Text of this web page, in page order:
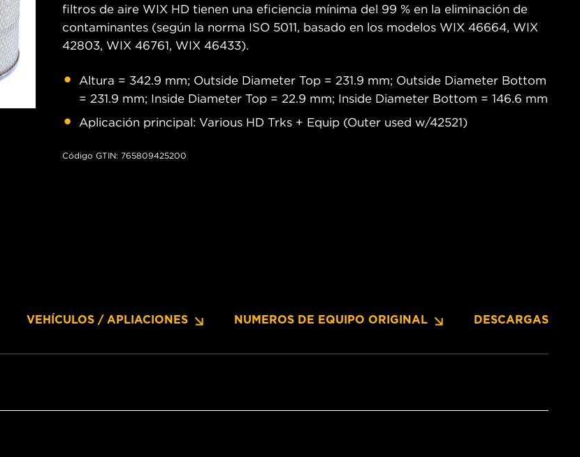
filtros de aire WIX HD tienen una eficiencia mínima del 99 % en la eliminación de
contaminantes (según la norma ISO 5011, basado en los modelos WIX 46664, WIX
42803, WIX 46761, WIX 46433).
Altura = 342.9 mm; Outside Diameter Top = 231.9 mm; Outside Diameter Bottom
= 231.9 mm; Inside Diameter Top = 22.9 mm; Inside Diameter Bottom = 146.6 mm
Aplicación principal: Various HD Trks + Equip (Outer used w/42521)
Código GTIN: 765809425200
VEHÍCULOS / APLIACIONES NUMEROS DE EQUIPO ORIGINAL DESCARGAS